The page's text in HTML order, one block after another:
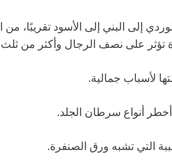
إلى البني إلى الأسود تقريبًا،
تؤثر على نصف الرجال وأكثر من ثلث
لأسباب جمالية.
أخطر أنواع سرطان الجلد.
التي تشبه ورق الصنفرة.